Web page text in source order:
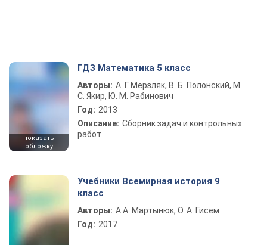
показать
обложку
ГДЗ Математика 5 класс
Авторы: А. Г. Мерзляк, В. Б. Полонский, М.
С. Якир, Ю. М. Рабинович
Год: 2013
Описание: Сборник задач и контрольных
работ
Учебники Всемирная история 9
класс
Авторы: А.А. Мартынюк, О. А. Гисем
Год: 2017